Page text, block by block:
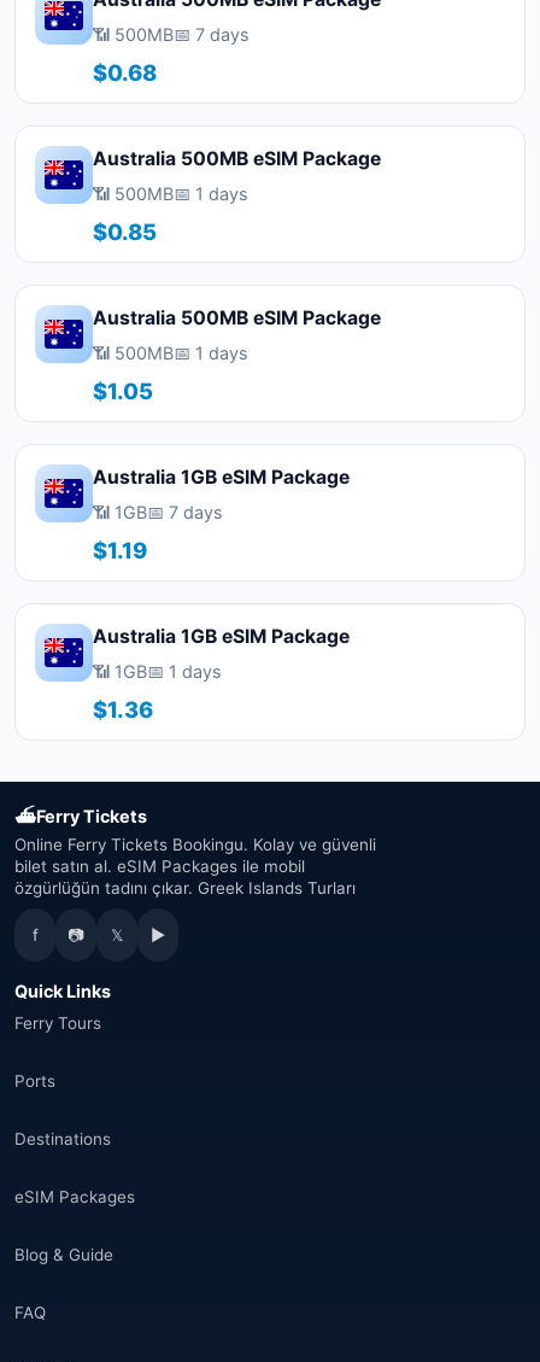
📶 500MB📅 7 days
$0.68
Australia 500MB eSIM Package
📶 500MB📅 1 days
$0.85
Australia 500MB eSIM Package
📶 500MB📅 1 days
$1.05
Australia 1GB eSIM Package
📶 1GB📅 7 days
$1.19
Australia 1GB eSIM Package
📶 1GB📅 1 days
$1.36
⛴Ferry Tickets
Online Ferry Tickets Bookingu. Kolay ve güvenli
bilet satın al. eSIM Packages ile mobil
özgürlüğün tadını çıkar. Greek Islands Turları
f 📷 𝕏 ▶
Quick Links
Ferry Tours
Ports
Destinations
eSIM Packages
Blog & Guide
FAQ